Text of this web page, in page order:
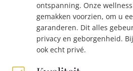
ontspanning. Onze
gemakken voorzien, om u
garanderen. Dit alles
privacy en geborgenheid.
ook echt privé.